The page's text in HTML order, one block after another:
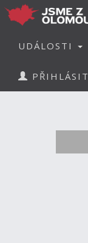
UDÁLOSTI
PŘIHLÁSIT